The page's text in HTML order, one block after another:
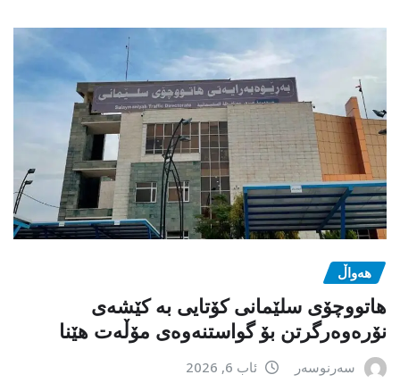
هەواڵ
هاتووچۆی سلێمانی کۆتایی بە کێشەی
نۆرەوەرگرتن بۆ گواستنەوەی مۆڵەت هێنا
سەرنوسەر ئاب 6, 2026